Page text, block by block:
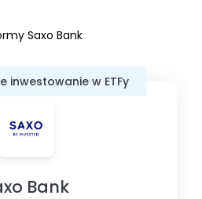
Saxo Bank
inwestowanie w ETFy
Bank